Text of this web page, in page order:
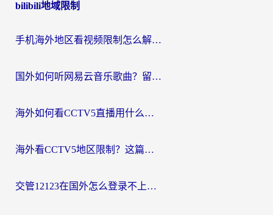
导
bilibili地域限制
手机海外地区看视频限制怎么解决？留学生亲测有效的回国加速器指南
国外如何听网易云音乐歌曲？留学生亲测有效的回国加速方案
海外如何看CCTV5直播用什么平台？2026最新指南：看欧洲杯、中超、奥运不再卡
海外看CCTV5地区限制？这篇指南帮你流畅看欧洲杯、NBA还听中文解说
交管12123在国外怎么登录不上？海外华人必看的回国加速器选择指南